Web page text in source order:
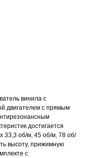
винила с
двигателем с прямым
достигается
33,3 об/м, 45 об/м, 78 об/
высоту, прижимную
с